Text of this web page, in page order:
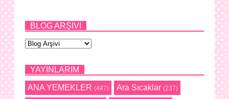
BLOG ARŞIVI
YAYINLARIM
ANA YEMEKLER (447) Ara Sıcaklar (237)